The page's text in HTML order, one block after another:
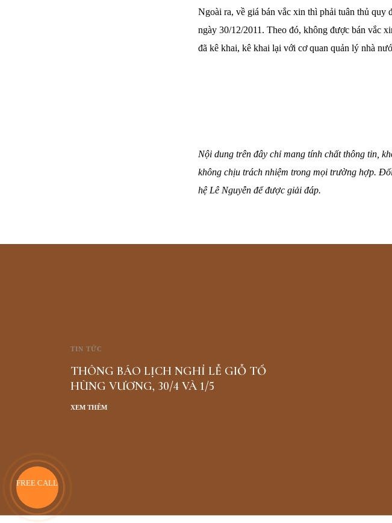
Ngoài ra, về giá bán vắc xin thì phải tuân thủ
ngày 30/12/2011. Theo đó, không được bán vắc
đã kê khai, kê khai lại với cơ quan quản lý nhà
Nội dung trên đây chỉ mang tính chất thông tin,
không chịu trách nhiệm trong mọi trường hợp.
hệ Lê Nguyễn để được giải đáp.
TIN TỨC
THÔNG BÁO LỊCH NGHỈ LỄ GIỖ TỔ
HÙNG VƯƠNG, 30/4 VÀ 1/5
XEM THÊM
FREE CALL